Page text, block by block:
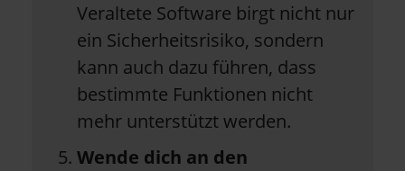
Veraltete Software birgt nicht nur
ein Sicherheitsrisiko, sondern
kann auch dazu führen, dass
bestimmte Funktionen nicht
mehr unterstützt werden.
Wende dich an den